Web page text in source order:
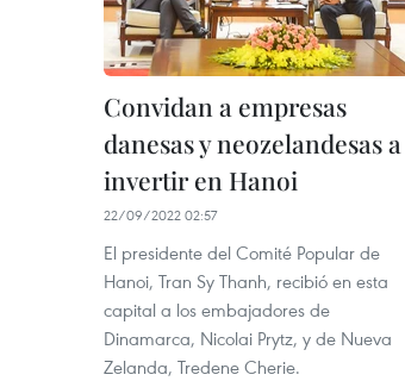
Convidan a empresas
danesas y neozelandesas a
invertir en Hanoi
22/09/2022 02:57
El presidente del Comité Popular de
Hanoi, Tran Sy Thanh, recibió en esta
capital a los embajadores de
Dinamarca, Nicolai Prytz, y de Nueva
Zelanda, Tredene Cherie.